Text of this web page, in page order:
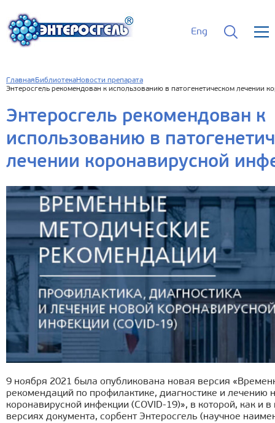
Eng
Главная БиблиотекаНовости препарата
Энтеросгель рекомендован к использованию в патогенетическом лечении
Энтеросгель рекомендован к
использованию в
лечении коронавирусной
9 ноября 2021 была опубликована новая версия
рекомендаций по профилактике, диагностике и лечению
коронавирусной инфекции (COVID-19)», в которой, как и
версиях документа, сорбент Энтеросгель (научное